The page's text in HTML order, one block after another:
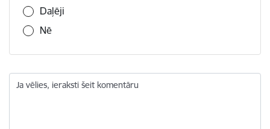
Daļēji
Nē
Ja vēlies, ieraksti šeit komentāru